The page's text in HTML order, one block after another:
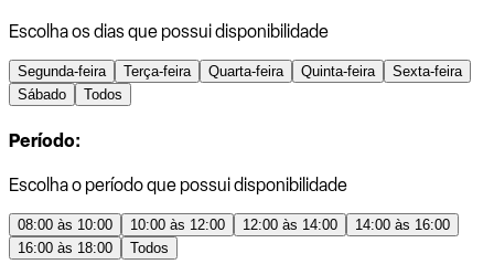
Escolha os dias que possui disponibilidade
Segunda-feira Terça-feira Quarta-feira Quinta-feira
Sexta-feira
Sábado
Todos
Período:
Escolha o período que possui disponibilidade
08:00 às 10:00 10:00 às 12:00 12:00 às 14:00
14:00 às 16:00
16:00 às 18:00
Todos